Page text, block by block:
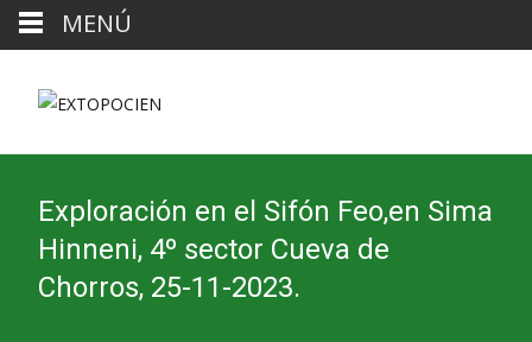
Exploración en el Sifón Feo,en Sima
Hinneni, 4º sector Cueva de
Chorros, 25-11-2023.
MENÚ